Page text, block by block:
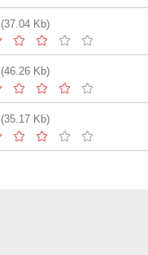
(37.04 Kb)
(46.26 Kb)
(35.17 Kb)